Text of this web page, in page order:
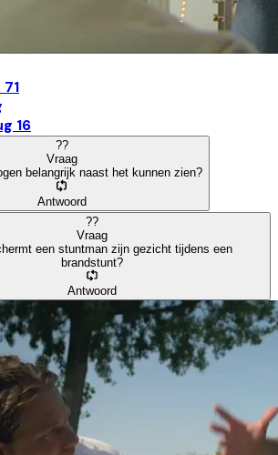
16
??
Vraag
belangrijk naast het kunnen zien?
Antwoord
??
Vraag
een stuntman zijn gezicht tijdens een
brandstunt?
Antwoord